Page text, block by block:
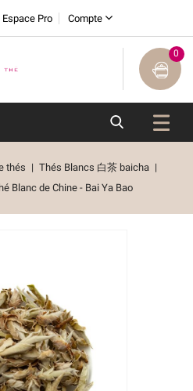
Espace Pro Compte
0
thés
Thés Blancs 白茶 baicha
Blanc de Chine - Bai Ya Bao